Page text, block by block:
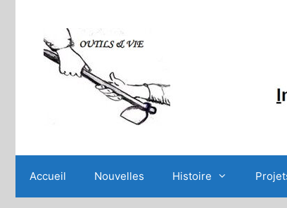
contenu
Accueil Nouvelles Histoire